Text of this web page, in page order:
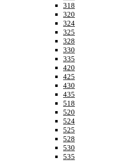
318
320
324
325
328
330
335
420
425
430
435
518
520
524
525
528
530
535